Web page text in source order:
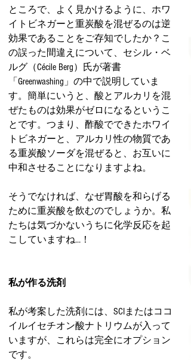
ところで、よく見かけるように、ホワ
イトビネガーと重炭酸を混ぜるのは逆
効果であることをご存知でしたか？こ
の誤った間違えについて、セシル・ベ
ルグ（Cécile Berg）氏が著書
「Greenwashing」の中で説明していま
す。簡単にいうと、酸とアルカリを混
ぜたものは効果がゼロになるというこ
とです。つまり、酢酸でできたホワイ
トビネガーと、アルカリ性の物質であ
る重炭酸ソーダを混ぜると、お互いに
中和させることになりますよね。
そうでなければ、なぜ胃酸を和らげる
ために重炭酸を飲むのでしょうか。私
たちは気づかないうちに化学反応を起
こしていますね…！
私が作る洗剤
私が考案した洗剤には、SCIまたはココ
イルイセチオン酸ナトリウムが入って
いますが、これらは完全にオプション
です。